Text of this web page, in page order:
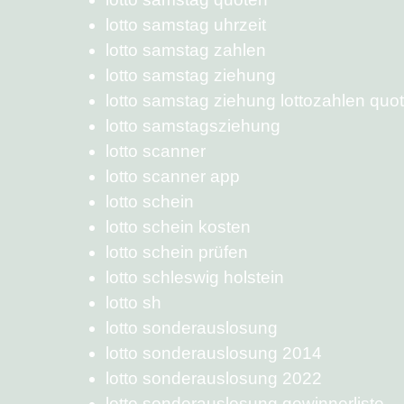
lotto samstag uhrzeit
lotto samstag zahlen
lotto samstag ziehung
lotto samstag ziehung lottozahlen
lotto samstagsziehung
lotto scanner
lotto scanner app
lotto schein
lotto schein kosten
lotto schein prüfen
lotto schleswig holstein
lotto sh
lotto sonderauslosung
lotto sonderauslosung 2014
lotto sonderauslosung 2022